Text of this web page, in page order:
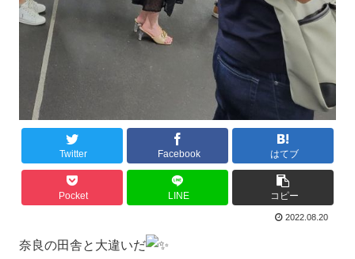
Twitter Facebook はてブ
Pocket LINE コピー
2022.08.20
奈良の田舎と大違いだ